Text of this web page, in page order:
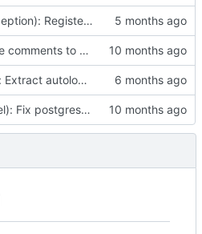
feat(exception): Register global exception handler
Translate comments to English
refactor: Extract autoloader to dedicated file
fix(model): Fix postgresql search.